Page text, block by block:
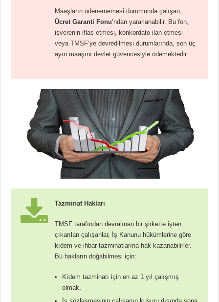
Maaşların ödenememesi durumunda çalışan,
Ücret Garanti Fonu’ndan yararlanabilir. Bu fon,
işverenin iflas etmesi, konkordato ilan etmesi
veya TMSF’ye devredilmesi durumlarında, son üç
ayın maaşını devlet güvencesiyle ödemektedir.
Tazminat Hakları
TMSF tarafından devralınan bir şirkette işten
çıkarılan çalışanlar, İş Kanunu hükümlerine göre
kıdem ve ihbar tazminatlarına hak kazanabilirler.
Bu hakların doğabilmesi için:
Kıdem tazminatı için en az 1 yıl çalışmış
olmak,